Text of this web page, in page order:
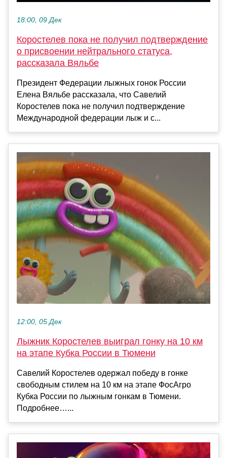
18:00, 09 Дек
Коростелев пока не получил подтверждение
о присвоении нейтрального статуса,
рассказала Вяльбе
Президент Федерации лыжных гонок России
Елена Вяльбе рассказала, что Савелий
Коростелев пока не получил подтверждение
Международной федерации лыж и с...
12:00, 05 Дек
Лыжник Коростелев выиграл гонку на 10 км
на этапе Кубка России в Тюмени
Савелий Коростелев одержал победу в гонке
свободным стилем на 10 км на этапе ФосАгро
Кубка России по лыжным гонкам в Тюмени.
Подробнее…...